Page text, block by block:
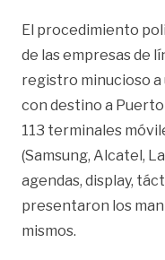
El procedimiento
de las empresas de
registro minucioso a
con destino a
113 terminales
(Samsung, Alcatel,
agendas, display,
presentaron los
mismos.